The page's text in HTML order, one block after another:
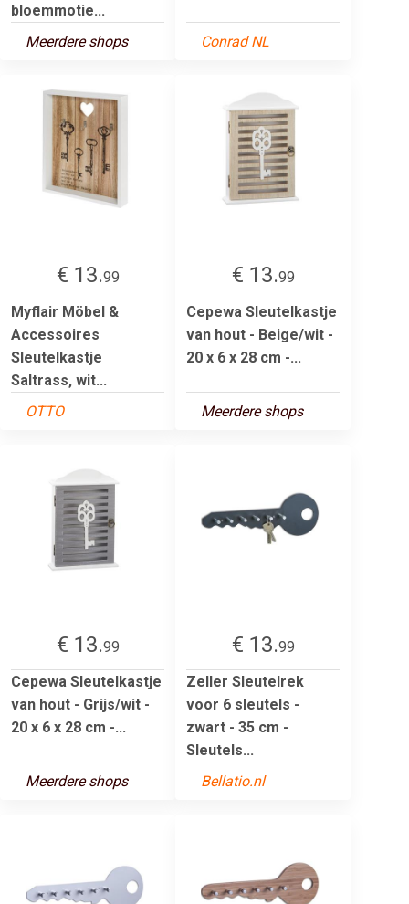
bloemmotie...
Meerdere shops
Conrad NL
€ 13.99
Myflair Möbel &
Accessoires
Sleutelkastje
Saltrass, wit...
OTTO
€ 13.99
Cepewa Sleutelkastje
van hout - Beige/wit -
20 x 6 x 28 cm -...
Meerdere shops
€ 13.99
Cepewa Sleutelkastje
van hout - Grijs/wit -
20 x 6 x 28 cm -...
Meerdere shops
€ 13.99
Zeller Sleutelrek
voor 6 sleutels -
zwart - 35 cm -
Sleutels...
Bellatio.nl